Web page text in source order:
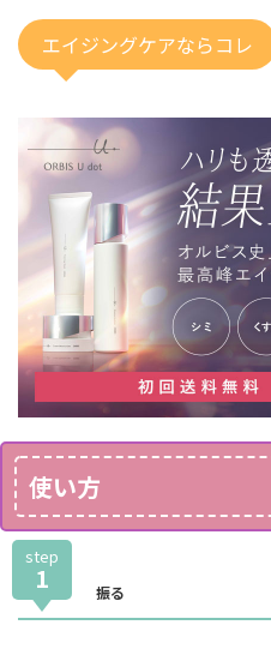
エイジングケアならコレ
使い方
step
1 振る